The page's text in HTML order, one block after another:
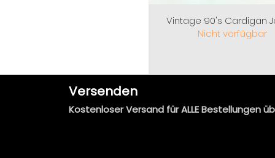
Vintage 90's Cardigan
Nicht verfügbar
Versenden
Kostenloser Versand für ALLE Bestellungen